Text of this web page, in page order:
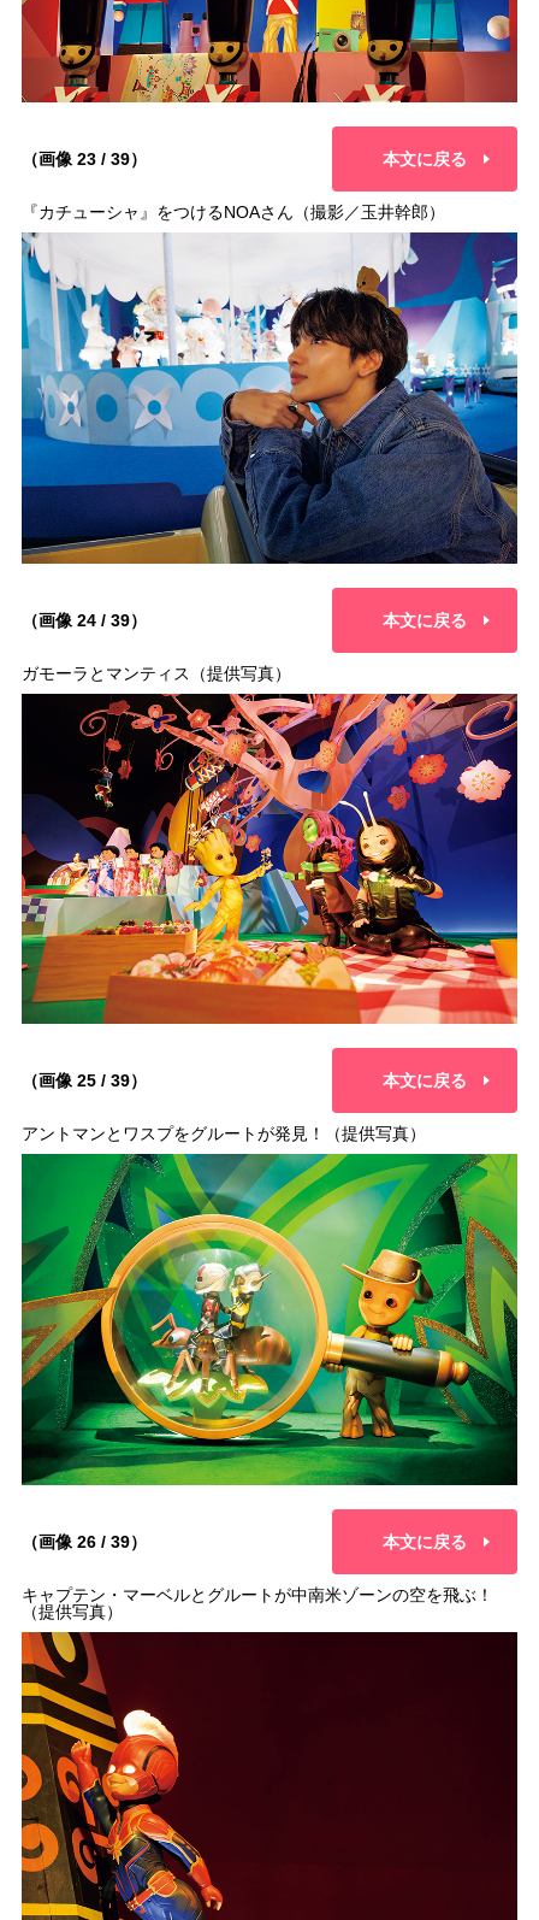
（画像 23 / 39） 本文に戻る
『カチューシャ』をつけるNOAさん（撮影／玉井幹郎）
（画像 24 / 39） 本文に戻る
ガモーラとマンティス（提供写真）
（画像 25 / 39） 本文に戻る
アントマンとワスプをグルートが発見！（提供写真）
（画像 26 / 39） 本文に戻る
キャプテン・マーベルとグルートが中南米ゾーンの空を飛ぶ！
（提供写真）